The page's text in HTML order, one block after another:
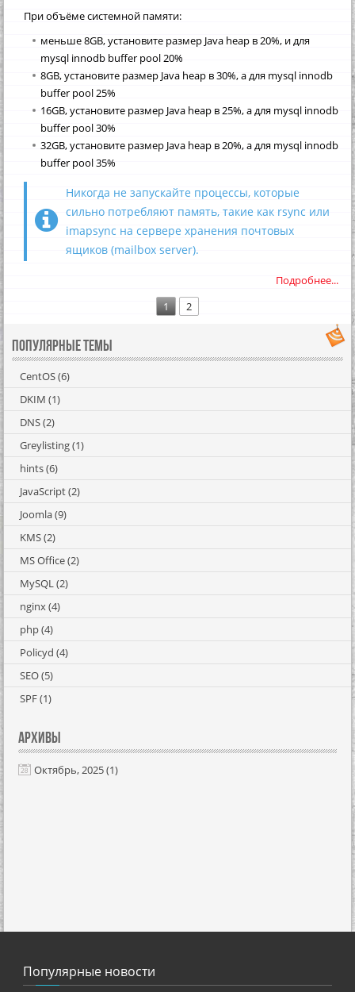
При объёме системной памяти:
меньше 8GB, установите размер Java heap в 20%, и для
mysql innodb buffer pool 20%
8GB, установите размер Java heap в 30%, а для mysql innodb
buffer pool 25%
16GB, установите размер Java heap в 25%, а для mysql innodb
buffer pool 30%
32GB, установите размер Java heap в 20%, а для mysql innodb
buffer pool 35%
Никогда не запускайте процессы, которые
сильно потребляют память, такие как rsync или
imapsync на сервере хранения почтовых
ящиков (mailbox server).
Подробнее...
1
2
Популярные темы
CentOS(6)
DKIM(1)
DNS(2)
Greylisting(1)
hints(6)
JavaScript(2)
Joomla(9)
KMS(2)
MS Office(2)
MySQL(2)
nginx(4)
php(4)
Policyd(4)
SEO(5)
SPF(1)
Архивы
Октябрь, 2025 (1)
Популярные новости